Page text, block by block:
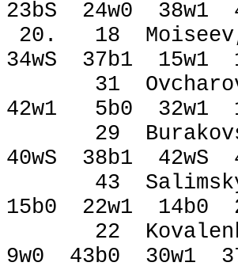
23bЅ 24w0
20. 18
34wЅ 37b1
31
42w1 5b0
29
40wЅ 38b1
43
15b0 22w1
22
9w0 43b0 30w1